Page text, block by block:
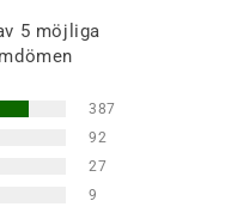
5 möjliga
387
92
27
9